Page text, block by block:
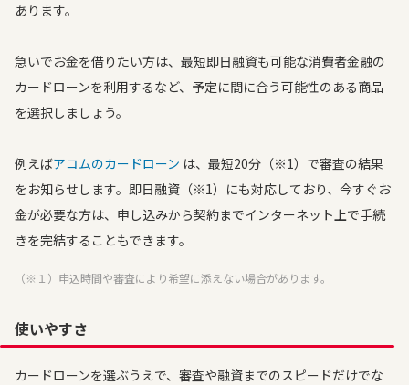
あります。
急いでお金を借りたい方は、最短即日融資も可能な消費者金融の
カードローンを利用するなど、予定に間に合う可能性のある商品
を選択しましょう。
例えばアコムのカードローン は、最短20分（※1）で審査の結果
をお知らせします。即日融資（※1）にも対応しており、今すぐお
金が必要な方は、申し込みから契約までインターネット上で手続
きを完結することもできます。
（※１）申込時間や審査により希望に添えない場合があります。
使いやすさ
カードローンを選ぶうえで、審査や融資までのスピードだけでな